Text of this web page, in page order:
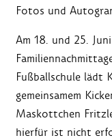
Fotos und
Am 18. und 25.
Fußballschule lädt
gemeinsamem
Maskottchen
hierfür ist nicht